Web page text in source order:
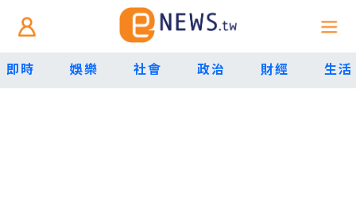
即時 娛樂 社會 政治 財經 生活